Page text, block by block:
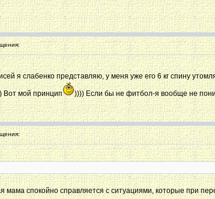
я слабенко представляю, у меня уже его 6 кг спину
Вот мой принцип )))) Если бы не фитбол-я вообще не
мама спокойно справляется с ситуациями, которые при